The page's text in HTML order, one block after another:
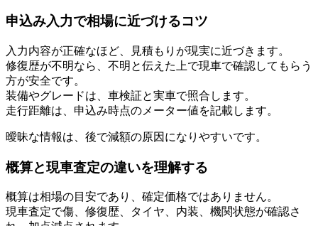
申込み入力で相場に近づけるコツ
入力内容が正確なほど、見積もりが現実に近づきます。
修復歴が不明なら、不明と伝えた上で現車で確認してもらう
方が安全です。
装備やグレードは、車検証と実車で照合します。
走行距離は、申込み時点のメーター値を記載します。
曖昧な情報は、後で減額の原因になりやすいです。
概算と現車査定の違いを理解する
概算は相場の目安であり、確定価格ではありません。
現車査定で傷、修復歴、タイヤ、内装、機関状態が確認さ